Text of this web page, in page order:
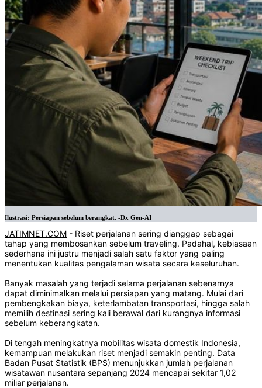
Ilustrasi: Persiapan sebelum berangkat. -Dx Gen-AI
JATIMNET.COM - Riset perjalanan sering dianggap sebagai
tahap yang membosankan sebelum traveling. Padahal, kebiasaan
sederhana ini justru menjadi salah satu faktor yang paling
menentukan kualitas pengalaman wisata secara keseluruhan.
Banyak masalah yang terjadi selama perjalanan sebenarnya
dapat diminimalkan melalui persiapan yang matang. Mulai dari
pembengkakan biaya, keterlambatan transportasi, hingga salah
memilih destinasi sering kali berawal dari kurangnya informasi
sebelum keberangkatan.
Di tengah meningkatnya mobilitas wisata domestik Indonesia,
kemampuan melakukan riset menjadi semakin penting. Data
Badan Pusat Statistik (BPS) menunjukkan jumlah perjalanan
wisatawan nusantara sepanjang 2024 mencapai sekitar 1,02
miliar perjalanan.